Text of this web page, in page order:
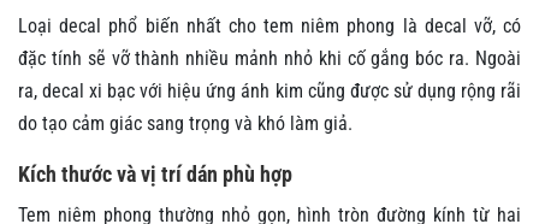
Loại decal phổ biến nhất cho tem niêm phong là decal vỡ, có
đặc tính sẽ vỡ thành nhiều mảnh nhỏ khi cố gắng bóc ra. Ngoài
ra, decal xi bạc với hiệu ứng ánh kim cũng được sử dụng rộng rãi
do tạo cảm giác sang trọng và khó làm giả.
Kích thước và vị trí dán phù hợp
Tem niêm phong thường nhỏ gọn, hình tròn đường kính từ hai